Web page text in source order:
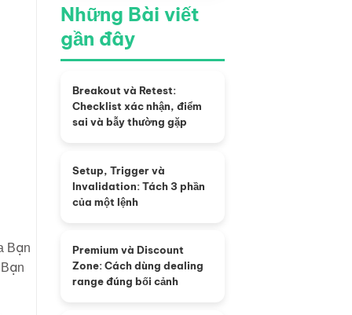
Những Bài viết
gần đây
Breakout và Retest:
Checklist xác nhận, điểm
sai và bẫy thường gặp
Setup, Trigger và
Invalidation: Tách 3 phần
của một lệnh
Premium và Discount
Zone: Cách dùng dealing
range đúng bối cảnh